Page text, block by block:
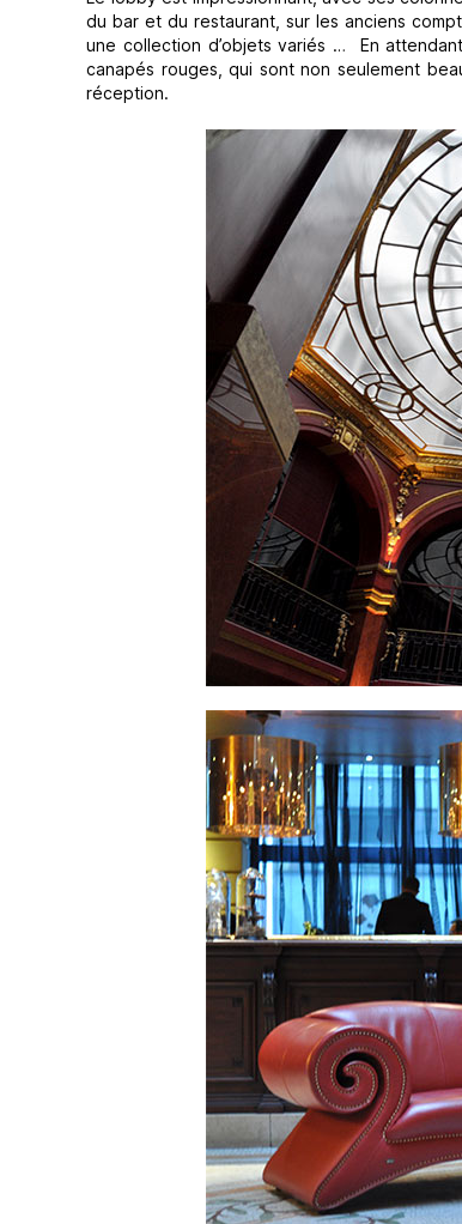
du bar et du restaurant, sur les anciens
une collection d’objets variés … En
canapés rouges, qui sont non seulement
réception.